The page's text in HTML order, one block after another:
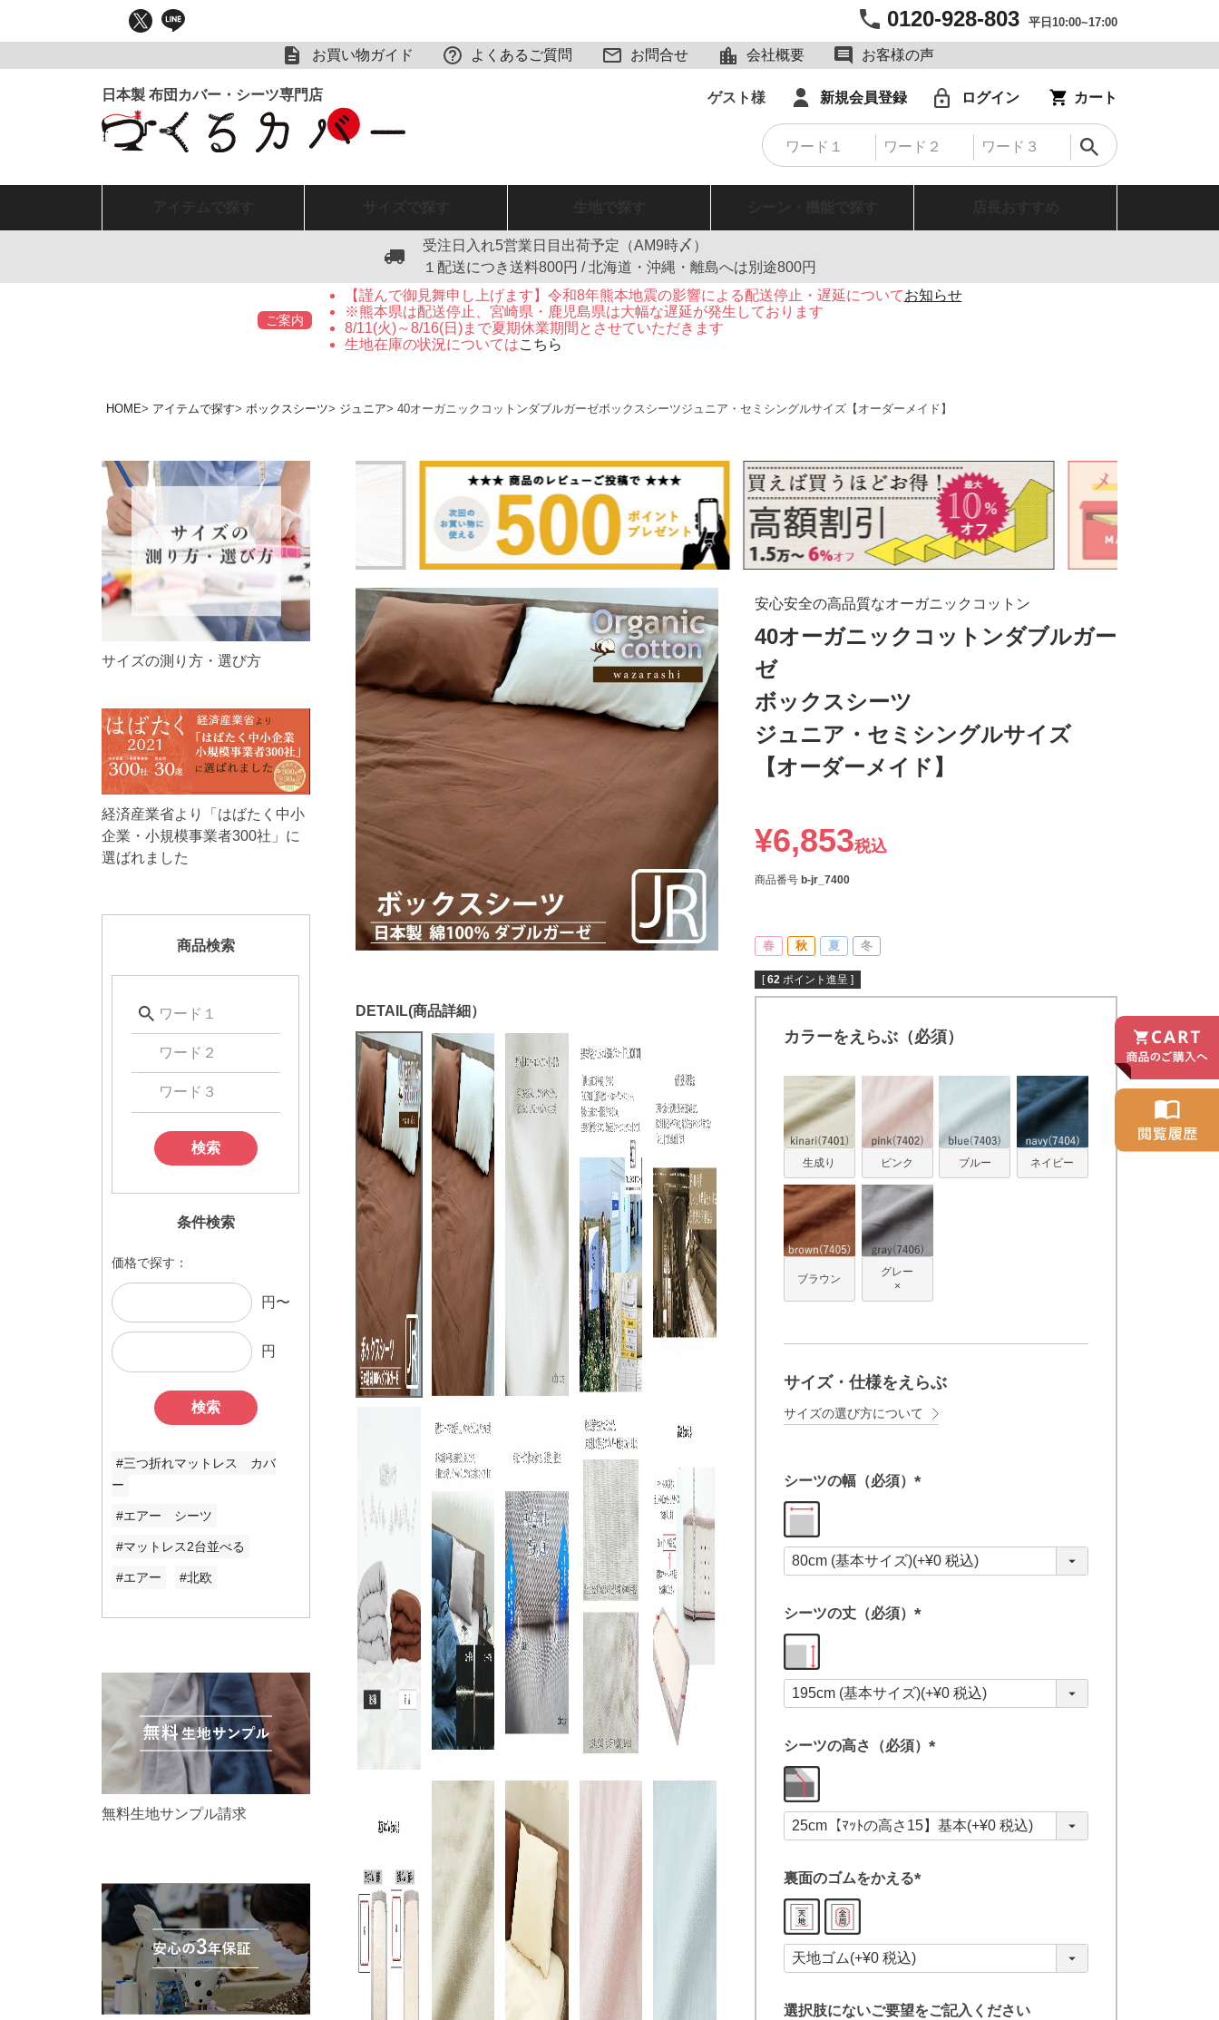
0120-928-803 平日10:00~17:00
お買い物ガイド よくあるご質問 お問合せ 会社概要 お客様の声
ゲスト様 新規会員登録 ログイン カート
受注日入れ5営業日目出荷予定（AM9時〆）
１配送につき送料800円 / 北海道・沖縄・離島へは別途800円
ご案内
【謹んで御見舞申し上げます】令和8年熊本地震の影響による配送停止・遅延についてお知らせ
※熊本県は配送停止、宮崎県・鹿児島県は大幅な遅延が発生しております
8/11(火)～8/16(日)まで夏期休業期間とさせていただきます
生地在庫の状況についてはこちら
HOME アイテムで探す ボックスシーツ ジュニア 40オーガニックコットンダブルガーゼボックスシーツジュニア・セミシングルサイズ【オーダーメイド】
サイズの測り方・選び方
経済産業省より「はばたく中小
企業・小規模事業者300社」に
選ばれました
商品検索
検索
条件検索
価格で探す：
円〜
円
検索
#三つ折れマットレス カバ
ー
#エアー シーツ
#マットレス2台並べる
#エアー #北欧
無料生地サンプル請求
安心安全の高品質なオーガニックコットン
40オーガニックコットンダブルガー
ゼ
ボックスシーツ
ジュニア・セミシングルサイズ
【オーダーメイド】
¥6,853税込
商品番号 b-jr_7400
春 秋 夏 冬
[ 62 ポイント進呈 ]
カラーをえらぶ（必須）
生成り ピンク ブルー ネイビー
ブラウン
グレー
×
サイズ・仕様をえらぶ
サイズの選び方について
シーツの幅（必須）
須
)
シーツの丈（必須）
須
)
シーツの高さ（必須）
須
裏面のゴムをかえる
須
)
選択肢にないご要望をご記入ください